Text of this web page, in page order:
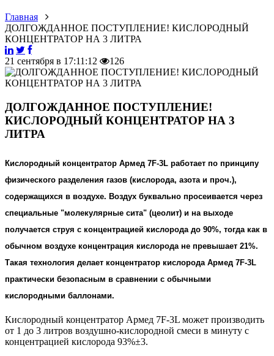
Главная
ДОЛГОЖДАННОЕ ПОСТУПЛЕНИЕ! КИСЛОРОДНЫЙ
КОНЦЕНТРАТОР НА 3 ЛИТРА
21 сентября в 17:11:12 126
ДОЛГОЖДАННОЕ ПОСТУПЛЕНИЕ!
КИСЛОРОДНЫЙ КОНЦЕНТРАТОР НА 3
ЛИТРА
Кислородный концентратор Армед 7F-3L работает по принципу
физического разделения газов (кислорода, азота и проч.),
содержащихся в воздухе. Воздух буквально просеивается через
специальные "молекулярные сита" (цеолит) и на выходе
получается струя с концентрацией кислорода до 90%, тогда как в
обычном воздухе концентрация кислорода не превышает 21%.
Такая технология делает концентратор кислорода Армед 7F-3L
практически безопасным в сравнении с обычными
кислородными баллонами.
Кислородный концентратор Армед 7F-3L может производить
от 1 до 3 литров воздушно-кислородной смеси в минуту с
концентрацией кислорода 93%±3.